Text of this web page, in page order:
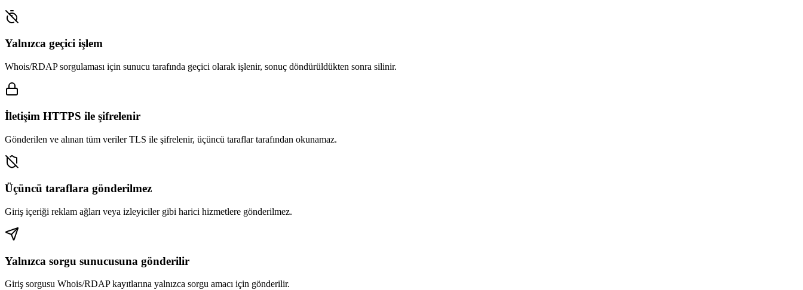
Yalnızca geçici işlem
Whois/RDAP sorgulaması için sunucu tarafında geçici olarak işlenir, sonuç döndürüldükten sonra silinir.
İletişim HTTPS ile şifrelenir
Gönderilen ve alınan tüm veriler TLS ile şifrelenir, üçüncü taraflar tarafından okunamaz.
Üçüncü taraflara gönderilmez
Giriş içeriği reklam ağları veya izleyiciler gibi harici hizmetlere gönderilmez.
Yalnızca sorgu sunucusuna gönderilir
Giriş sorgusu Whois/RDAP kayıtlarına yalnızca sorgu amacı için gönderilir.